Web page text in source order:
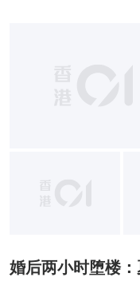
婚后两小时堕楼